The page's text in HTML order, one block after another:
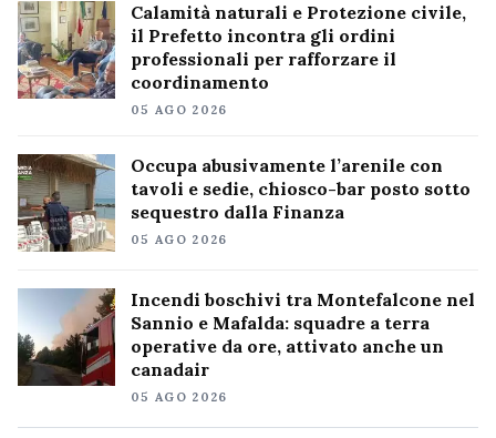
Calamità naturali e Protezione civile,
il Prefetto incontra gli ordini
professionali per rafforzare il
coordinamento
05 AGO 2026
Occupa abusivamente l’arenile con
tavoli e sedie, chiosco-bar posto sotto
sequestro dalla Finanza
05 AGO 2026
Incendi boschivi tra Montefalcone nel
Sannio e Mafalda: squadre a terra
operative da ore, attivato anche un
canadair
05 AGO 2026